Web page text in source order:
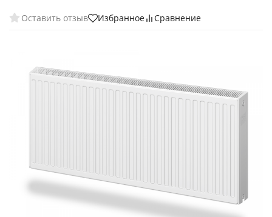
Оставить отзыв Избранное Сравнение